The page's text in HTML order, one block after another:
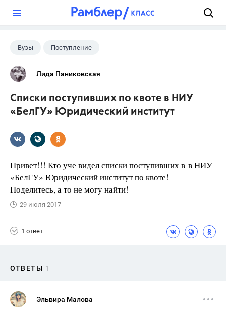
Вузы Поступление
Лида Паниковская
Списки поступивших по квоте в НИУ
«БелГУ» Юридический институт
Привет!!! Кто уче видел списки поступивших в в НИУ
«БелГУ» Юридический институт по квоте!
Поделитесь, а то не могу найти!
29 июля 2017
1 ответ
ОТВЕТЫ 1
Эльвира Малова